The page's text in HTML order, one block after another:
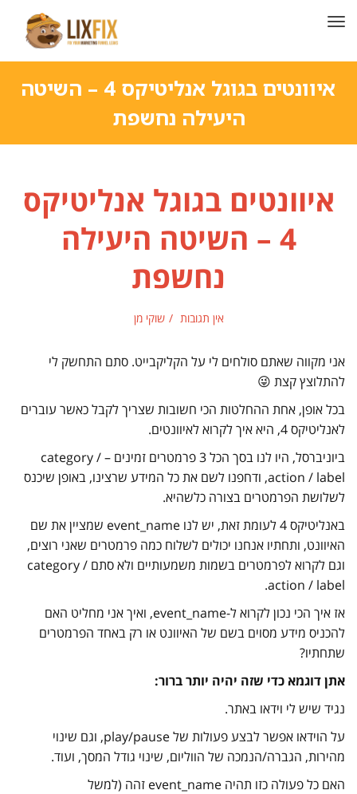
תפריט
איוונטים בגוגל אנליטיקס 4 – השיטה
היעילה נחשפת
איוונטים בגוגל אנליטיקס
4 – השיטה היעילה
נחשפת
אין תגובות שוקי מן
אני מקווה שאתם סולחים לי על הקליקבייט. סתם התחשק לי
להתלוצץ קצת 😜
בכל אופן, אחת ההחלטות הכי חשובות שצריך לקבל כאשר עוברים
לאנליטיקס 4, היא איך לקרוא לאיוונטים.
ביוניברסל, היו לנו בסך הכל 3 פרמטרים זמינים – category /
action / label, ודחפנו לשם את כל המידע שרצינו, באופן שיכנס
לשלושת הפרמטרים בצורה כלשהיא.
באנליטיקס 4 לעומת זאת, יש לנו event_name שמציין את שם
האיוונט, ותחתיו אנחנו יכולים לשלוח כמה פרמטרים שאני רוצים,
וגם לקרוא לפרמטרים בשמות משמעותיים ולא סתם category /
action / label.
אז איך הכי נכון לקרוא ל-event_name, ואיך אני מחליט האם
להכניס מידע מסוים בשם של האיוונט או רק באחד הפרמטרים
שתחתיו?
אתן דוגמא כדי שזה יהיה יותר ברור:
נגיד שיש לי וידאו באתר.
על הוידאו אפשר לבצע פעולות של play/pause, וגם שינוי
מהירות, הגברה/הנמכה של הווליום, שינוי גודל המסך, ועוד.
האם כל פעולה כזו תהיה event_name זהה (למשל